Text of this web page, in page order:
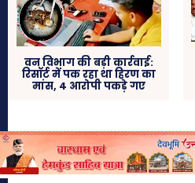
वन विभाग की बड़ी कार्रवाई:
रिसॉर्ट में पक रहा था हिरण का
मांस, 4 आरोपी पकड़े गए